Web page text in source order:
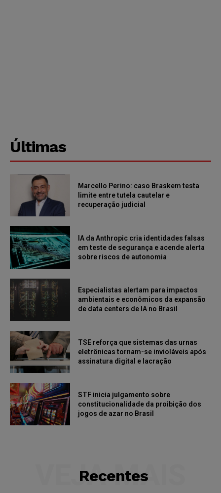
Últimas
Marcello Perino: caso Braskem testa
limite entre tutela cautelar e
recuperação judicial
IA da Anthropic cria identidades falsas
em teste de segurança e acende alerta
sobre riscos de autonomia
Especialistas alertam para impactos
ambientais e econômicos da expansão
de data centers de IA no Brasil
TSE reforça que sistemas das urnas
eletrônicas tornam-se invioláveis após
assinatura digital e lacração
STF inicia julgamento sobre
constitucionalidade da proibição dos
jogos de azar no Brasil
Recentes
VEJA MAIS